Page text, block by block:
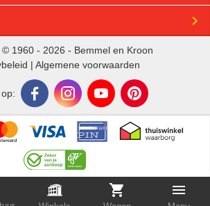
1960 - 2026 - Bemmel en Kroon
| Algemene voorwaarden